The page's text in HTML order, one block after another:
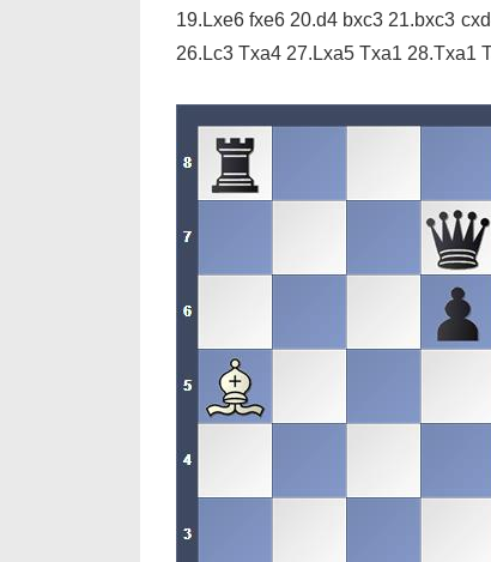
19.Lxe6 fxe6 20.d4 bxc3 21.bxc3
26.Lc3 Txa4 27.Lxa5 Txa1 28.Txa1